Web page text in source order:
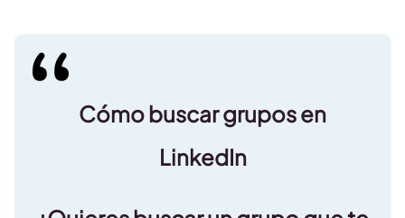
Cómo buscar grupos en
LinkedIn